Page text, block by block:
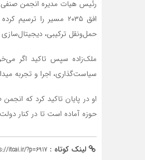
رئیس هیات مدیره انجمن
افق ۲۰۳۵ مسیر را
حمل‌ونقل ترکیبی،
ملک‌زاده سپس تاکید اگر
سیاست‌گذاری، اجرا و تجربه
او در پایان تاکید کرد که
حوزه آماده است تا در کنار
لینک کوتاه : itcai.ir/?p=6917